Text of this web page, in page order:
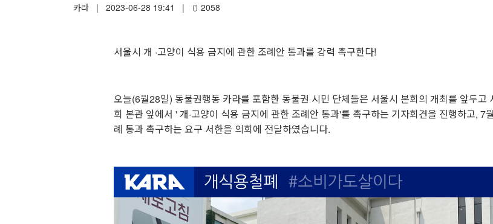
카라 | 2023-06-28 19:41 | 2058
서울시 개 ·고양이 식용 금지에 관한 조례안 통과를 강력 촉구한다!
오늘(6월28일) 동물권행동 카라를 포함한 동물권 시민 단체들은 서울시 본회의 개최를 앞두고
회 본관 앞에서 ' 개·고양이 식용 금지에 관한 조례안 통과'를 촉구하는 기자회견을 진행하고, 7
례 통과 촉구하는 요구 서한을 의회에 전달하였습니다.